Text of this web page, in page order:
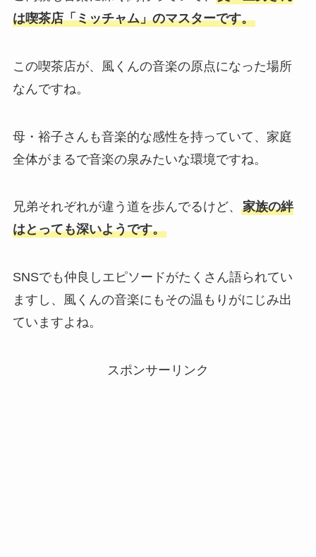
は喫茶店「ミッチャム」のマスターです。
この喫茶店が、風くんの音楽の原点になった場所
なんですね。
母・裕子さんも音楽的な感性を持っていて、家庭
全体がまるで音楽の泉みたいな環境ですね。
兄弟それぞれが違う道を歩んでるけど、 家族の絆
はとっても深いようです。
SNSでも仲良しエピソードがたくさん語られてい
ますし、風くんの音楽にもその温もりがにじみ出
ていますよね。
スポンサーリンク